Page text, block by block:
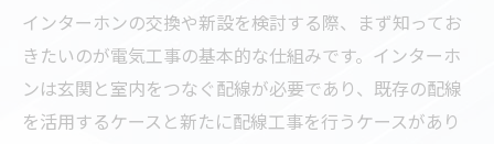
インターホンの交換や新設を検討する際、まず知ってお
きたいのが電気工事の基本的な仕組みです。インターホ
ンは玄関と室内をつなぐ配線が必要であり、既存の配線
を活用するケースと新たに配線工事を行うケースがあり